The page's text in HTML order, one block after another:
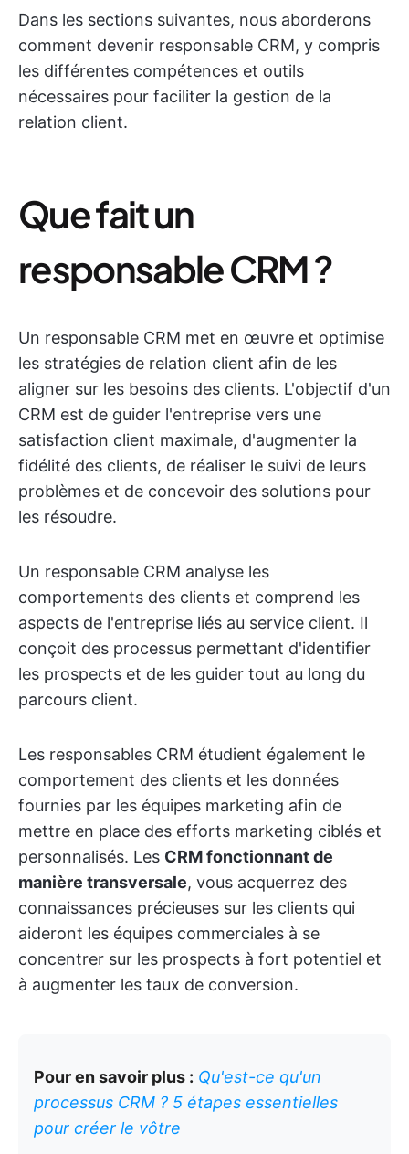
Dans les sections suivantes, nous aborderons
comment devenir responsable CRM, y compris
les différentes compétences et outils
nécessaires pour faciliter la gestion de la
relation client.
Que fait un
responsable CRM ?
Un responsable CRM met en œuvre et optimise
les stratégies de relation client afin de les
aligner sur les besoins des clients. L'objectif d'un
CRM est de guider l'entreprise vers une
satisfaction client maximale, d'augmenter la
fidélité des clients, de réaliser le suivi de leurs
problèmes et de concevoir des solutions pour
les résoudre.
Un responsable CRM analyse les
comportements des clients et comprend les
aspects de l'entreprise liés au service client. Il
conçoit des processus permettant d'identifier
les prospects et de les guider tout au long du
parcours client.
Les responsables CRM étudient également le
comportement des clients et les données
fournies par les équipes marketing afin de
mettre en place des efforts marketing ciblés et
personnalisés. Les CRM fonctionnant de
manière transversale, vous acquerrez des
connaissances précieuses sur les clients qui
aideront les équipes commerciales à se
concentrer sur les prospects à fort potentiel et
à augmenter les taux de conversion.
Pour en savoir plus : Qu'est-ce qu'un
processus CRM ? 5 étapes essentielles
pour créer le vôtre